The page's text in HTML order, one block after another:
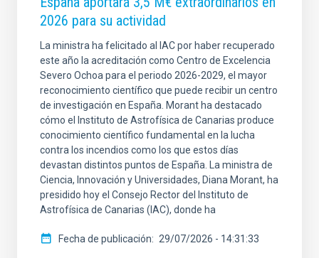
2026 para su actividad
La ministra ha felicitado al IAC por haber recuperado
este año la acreditación como Centro de Excelencia
Severo Ochoa para el periodo 2026-2029, el mayor
reconocimiento científico que puede recibir un centro
de investigación en España. Morant ha destacado
cómo el Instituto de Astrofísica de Canarias produce
conocimiento científico fundamental en la lucha
contra los incendios como los que estos días
devastan distintos puntos de España. La ministra de
Ciencia, Innovación y Universidades, Diana Morant, ha
presidido hoy el Consejo Rector del Instituto de
Astrofísica de Canarias (IAC), donde ha
Fecha de publicación 29/07/2026 - 14:31:33